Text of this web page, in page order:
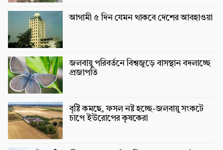
আগামী ৫ দিন যেমন থাকবে দেশের আবহাওয়া
জলবায়ু পরিবর্তনে বিশ্বজুড়ে বাসস্থান বদলাচ্ছে
প্রজাপতি
বৃষ্টি কমছে, ফসল নষ্ট হচ্ছে-জলবায়ু সংকটে
চাপে ইউরোপের কৃষকেরা